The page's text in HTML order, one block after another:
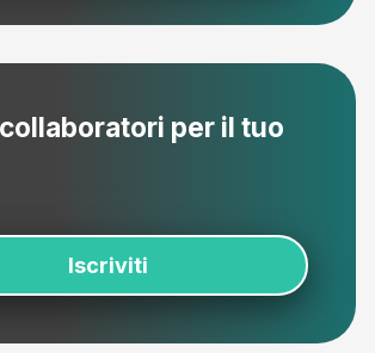
per il tuo
Iscriviti